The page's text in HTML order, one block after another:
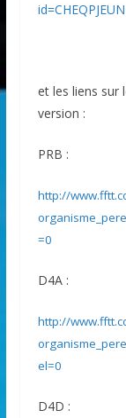
id=CHEQPJEUN
et les liens sur
version :
PRB :
http://
=0
D4A :
http://
el=0
D4D :